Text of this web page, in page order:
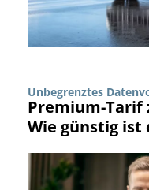
Unbegrenztes
Premium-Tarif
Wie günstig ist